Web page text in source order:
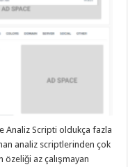
Analiz Scripti oldukça fazla
analiz scriptlerinden çok
özeliği az çalışmayan